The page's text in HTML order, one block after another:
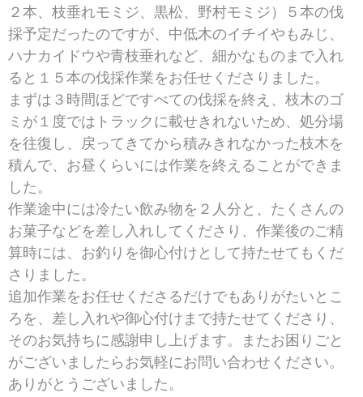
２本、枝垂れモミジ、黒松、野村モミジ）５本の伐
採予定だったのですが、中低木のイチイやもみじ、
ハナカイドウや青枝垂れなど、細かなものまで入れ
ると１５本の伐採作業をお任せくださりました。
まずは３時間ほどですべての伐採を終え、枝木のゴ
ミが１度ではトラックに載せきれないため、処分場
を往復し、戻ってきてから積みきれなかった枝木を
積んで、お昼くらいには作業を終えることができま
した。
作業途中には冷たい飲み物を２人分と、たくさんの
お菓子などを差し入れしてくださり、作業後のご精
算時には、お釣りを御心付けとして持たせてもくだ
さりました。
追加作業をお任せくださるだけでもありがたいとこ
ろを、差し入れや御心付けまで持たせてくださり、
そのお気持ちに感謝申し上げます。またお困りごと
がございましたらお気軽にお問い合わせください。
ありがとうございました。